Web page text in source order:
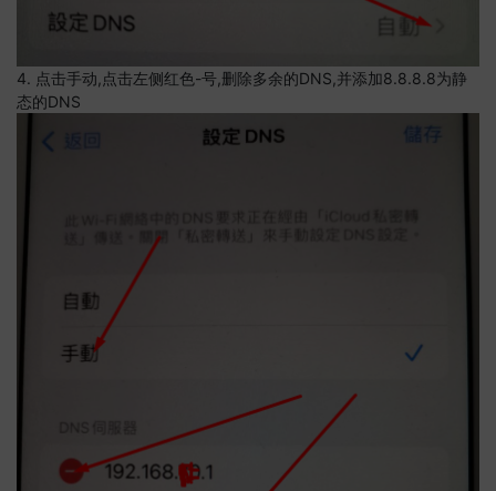
4. 点击手动,点击左侧红色-号,删除多余的DNS,并添加8.8.8.8为静
态的DNS